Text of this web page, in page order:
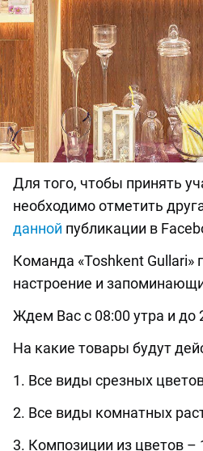
Для того, чтобы принять
необходимо отметить
данной публикации в
Команда «Toshkent Gullari»
настроение и
Ждем Вас с 08:00 утра и до
На какие товары будут
1. Все виды срезных
2. Все виды комнатных
3. Композиции из цветов –